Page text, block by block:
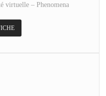
virtuelle – Phenomena